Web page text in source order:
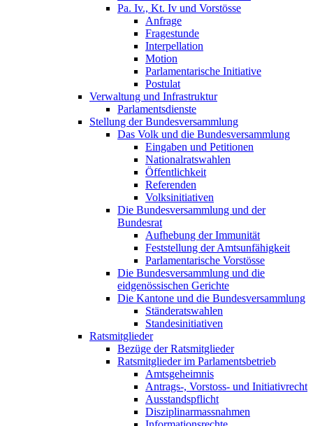
Pa. Iv., Kt. Iv und Vorstösse
Anfrage
Fragestunde
Interpellation
Motion
Parlamentarische Initiative
Postulat
Verwaltung und Infrastruktur
Parlamentsdienste
Stellung der Bundesversammlung
Das Volk und die Bundesversammlung
Eingaben und Petitionen
Nationalratswahlen
Öffentlichkeit
Referenden
Volksinitiativen
Die Bundesversammlung und der
Bundesrat
Aufhebung der Immunität
Feststellung der Amtsunfähigkeit
Parlamentarische Vorstösse
Die Bundesversammlung und die
eidgenössischen Gerichte
Die Kantone und die Bundesversammlung
Ständeratswahlen
Standesinitiativen
Ratsmitglieder
Bezüge der Ratsmitglieder
Ratsmitglieder im Parlamentsbetrieb
Amtsgeheimnis
Antrags-, Vorstoss- und Initiativrecht
Ausstandspflicht
Disziplinarmassnahmen